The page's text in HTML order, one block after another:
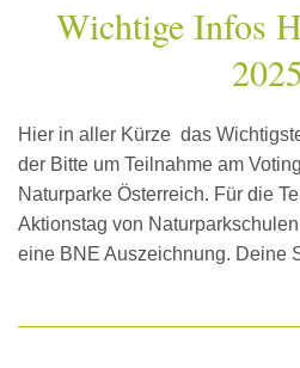
Wichtige Infos
2025
Hier in aller Kürze das
der Bitte um Teilnahme am
Naturparke Österreich. Für die
Aktionstag von
eine BNE Auszeichnung. Deine